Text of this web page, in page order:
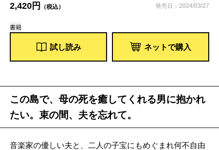
2,420円 （税込） 発売日：2024/03/27
書籍
試し読み ネットで購入
この島で、母の死を癒してくれる男に抱かれ
たい。束の間、夫を忘れて。
音楽家の優しい夫と、二人の子宝にもめぐまれ何不自由